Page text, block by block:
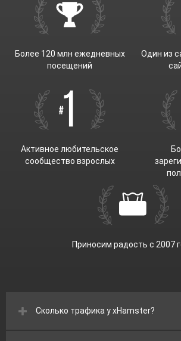
Более 120 млн ежедневных
посещений
Один из
Активное любительское
сообщество взрослых
Приносим радость с 2007
Сколько трафика у xHamster?